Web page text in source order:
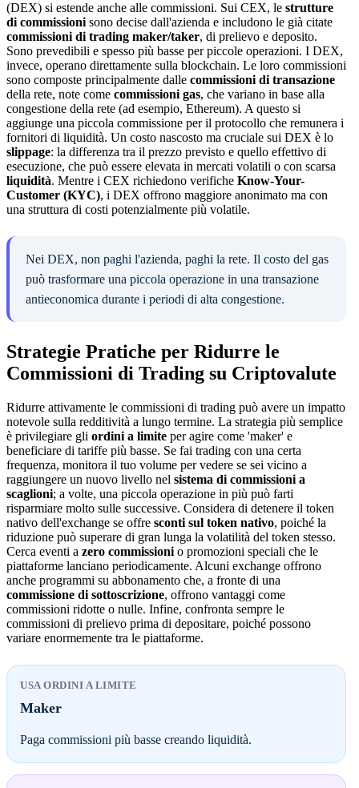
(DEX) si estende anche alle commissioni. Sui CEX, le strutture
di commissionisono decise dall'azienda e includono le già citate
commissioni di trading maker/taker, di prelievo e deposito.
Sono prevedibili e spesso più basse per piccole operazioni. I DEX,
invece, operano direttamente sulla blockchain. Le loro commissioni
sono composte principalmente dalle commissioni di transazione
della rete, note come commissioni gas, che variano in base alla
congestione della rete (ad esempio, Ethereum). A questo si
aggiunge una piccola commissione per il protocollo che remunera i
fornitori di liquidità. Un costo nascosto ma cruciale sui DEX è lo
slippage: la differenza tra il prezzo previsto e quello effettivo di
esecuzione, che può essere elevata in mercati volatili o con scarsa
liquidità. Mentre i CEX richiedono verifiche Know-Your-
Customer (KYC), i DEX offrono maggiore anonimato ma con
una struttura di costi potenzialmente più volatile.
Nei DEX, non paghi l'azienda, paghi la rete. Il costo del gas
può trasformare una piccola operazione in una transazione
antieconomica durante i periodi di alta congestione.
Strategie Pratiche per Ridurre le
Commissioni di Trading su Criptovalute
Ridurre attivamente le commissioni di trading può avere un impatto
notevole sulla redditività a lungo termine. La strategia più semplice
è privilegiare gli ordini a limite per agire come 'maker' e
beneficiare di tariffe più basse. Se fai trading con una certa
frequenza, monitora il tuo volume per vedere se sei vicino a
raggiungere un nuovo livello nel sistema di commissioni a
scaglioni; a volte, una piccola operazione in più può farti
risparmiare molto sulle successive. Considera di detenere il token
nativo dell'exchange se offre sconti sul token nativo, poiché la
riduzione può superare di gran lunga la volatilità del token stesso.
Cerca eventi a zero commissioni o promozioni speciali che le
piattaforme lanciano periodicamente. Alcuni exchange offrono
anche programmi su abbonamento che, a fronte di una
commissione di sottoscrizione, offrono vantaggi come
commissioni ridotte o nulle. Infine, confronta sempre le
commissioni di prelievo prima di depositare, poiché possono
variare enormemente tra le piattaforme.
USA ORDINI A LIMITE
Maker
Paga commissioni più basse creando liquidità.